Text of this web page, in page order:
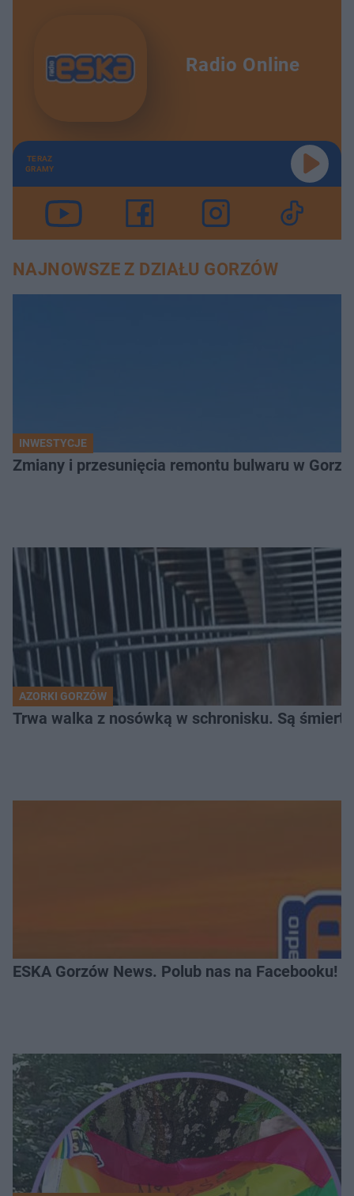
Radio Online
TERAZ
GRAMY
NAJNOWSZE Z DZIAŁU GORZÓW
INWESTYCJE
Zmiany i przesunięcia remontu bulwaru w
AZORKI GORZÓW
Trwa walka z nosówką w schronisku. Są
ESKA Gorzów News. Polub nas na Facebooku!